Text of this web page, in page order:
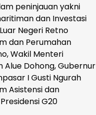
peninjauan yakni
dan Investasi
Negeri Retno
dan Perumahan
Wakil Menteri
Alue Dohong, Gubernur
I Gusti Ngurah
Asistensi dan
G20